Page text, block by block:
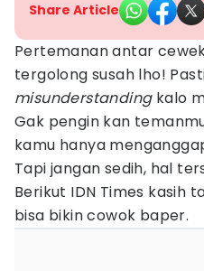
Share Article
Pertemanan antar
tergolong susah lho!
misunderstandingkalo
Gak pengin kan
kamu hanya
Tapi jangan sedih, hal
Berikut IDN Times kasih
bisa bikin cowok baper.